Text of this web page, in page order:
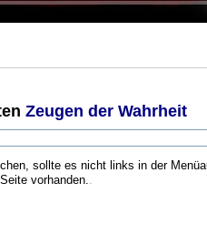
Zeugen der Wahrheit
sollte es nicht links in der
vorhanden..